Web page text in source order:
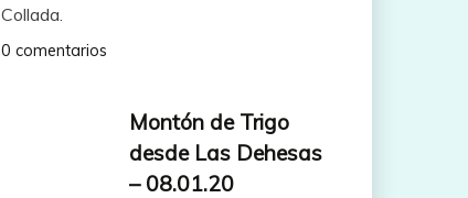
Collada.
0 comentarios
Montón de Trigo
desde Las Dehesas
– 08.01.20